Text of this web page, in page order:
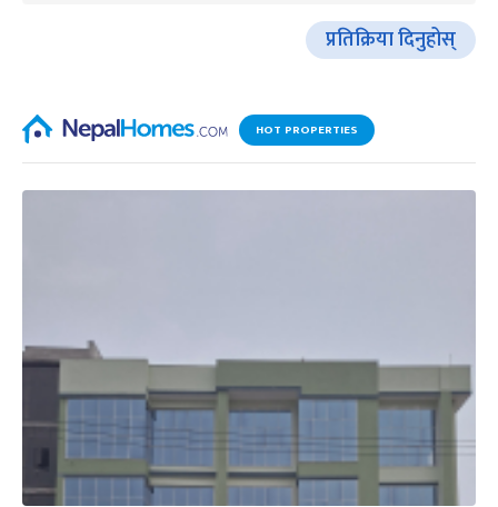
प्रतिक्रिया दिनुहोस्
HOT PROPERTIES